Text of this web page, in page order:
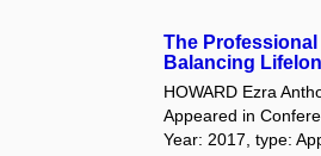
The
Balancing
HOWARD Ezra
Appeared in
Year: 2017, type: